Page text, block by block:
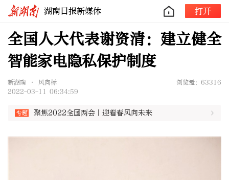
湖南日报新媒体 打开
全国人大代表谢资清：建立健全
智能家电隐私保护制度
新湖南 • 风向标
浏览量：63316
2022-03-11 06:34:59
聚焦2022全国两会丨迎着春风向未来